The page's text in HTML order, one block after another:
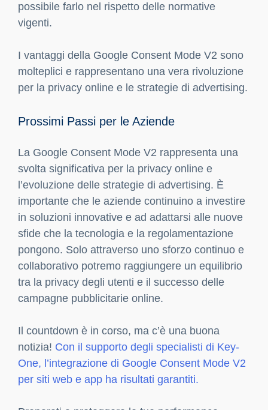
possibile farlo nel rispetto delle normative
vigenti.
I vantaggi della Google Consent Mode V2 sono
molteplici e rappresentano una vera rivoluzione
per la privacy online e le strategie di advertising.
Prossimi Passi per le Aziende
La Google Consent Mode V2 rappresenta una
svolta significativa per la privacy online e
l’evoluzione delle strategie di advertising. È
importante che le aziende continuino a investire
in soluzioni innovative e ad adattarsi alle nuove
sfide che la tecnologia e la regolamentazione
pongono. Solo attraverso uno sforzo continuo e
collaborativo potremo raggiungere un equilibrio
tra la privacy degli utenti e il successo delle
campagne pubblicitarie online.
Il countdown è in corso, ma c’è una buona
notizia! Con il supporto degli specialisti di Key-
One, l’integrazione di Google Consent Mode V2
per siti web e app ha risultati garantiti.